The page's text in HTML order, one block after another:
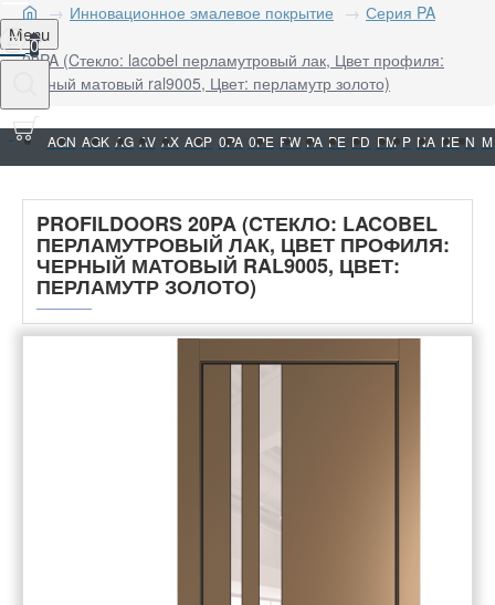
Menu
0
Инновационное эмалевое покрытие Серия PA
20PA (Cтекло: lacobel перламутровый лак, Цвет профиля:
черный матовый ral9005, Цвет: перламутр золото)
AGN AGK AG AV AX AGP 0PA 0PE PW PA PE PD PM P NA NE N M
PROFILDOORS 20PA (CТЕКЛО: LACOBEL
ПЕРЛАМУТРОВЫЙ ЛАК, ЦВЕТ ПРОФИЛЯ:
ЧЕРНЫЙ МАТОВЫЙ RAL9005, ЦВЕТ:
ПЕРЛАМУТР ЗОЛОТО)